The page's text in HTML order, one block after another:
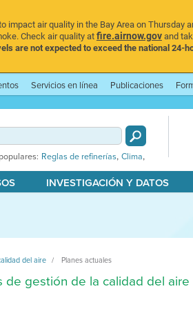
air quality in the Bay Area on Thursday
Check air quality atfire.airnow.govand
are not expected to exceed the national 24-
Servicios en línea Publicaciones
Reglas de refinerías, Clima,
INVESTIGACIÓN Y DATOS
del aire Planes actuales
de gestión de la calidad del